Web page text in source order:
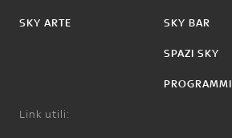
SKY ARTE SKY BAR
SPAZI SKY
PROGRAMMI
Link utili: